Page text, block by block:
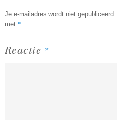
Je e-mailadres wordt niet gepubliceerd.
met *
Reactie *